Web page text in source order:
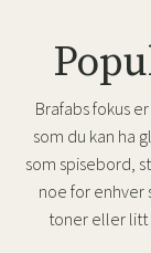
Brafabs fokus
som du kan ha
som spisebord,
noe for enhver
toner eller litt